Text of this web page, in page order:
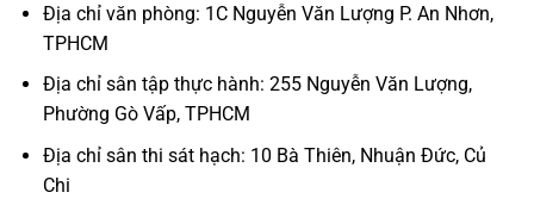
Địa chỉ văn phòng: 1C Nguyễn Văn Lượng P. An Nhơn,
TPHCM
Địa chỉ sân tập thực hành: 255 Nguyễn Văn Lượng,
Phường Gò Vấp, TPHCM
Địa chỉ sân thi sát hạch: 10 Bà Thiên, Nhuận Đức, Củ
Chi